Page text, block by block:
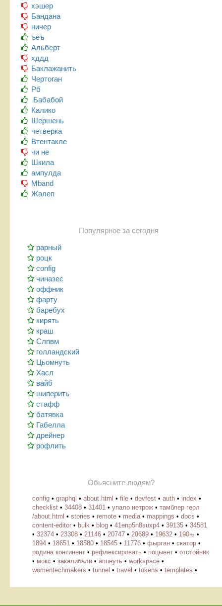
хэшер
Бандана
ничер
ъеъ
Альберт
хддд
Баклажанить
Чертоган
Рб
Бабабой
Калико
Шершень
четверка
Втентакле
чи не
Шкила
ампулда
Mband
Жалеп
Популярное за сегодня
рарный
роцк
config
чиназес
оффник
фарту
баребух
кирять
краш
Слпвм
голландский
Цьомнуть
Хасл
вайб
шиперить
стафф
батявка
Габелла
дрейнер
рофлить
Обьясните людям?
config • graphql • about.html • file • devfest • auth • index •
checklist • 34408 • 31401 • упало нетрож • тамблер герл
/about.html • stories • remote • media • mappings • docs •
content-editor • bulk • blog • 41enp5n8suxp4 • 39135 • 34581
• 32374 • 23308 • 21146 • 20747 • 20689 • 19632 • 190њ •
1894 • 18651 • 18580 • 18545 • 11776 • фырган • скатор •
родина континент • рефлексировать • поцыент • отстойник
• мокс • закалибали • аппнуть • workspace •
womentechmakers • tunnel • travel • tokens • templates •